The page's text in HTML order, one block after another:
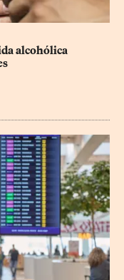
alcohólica